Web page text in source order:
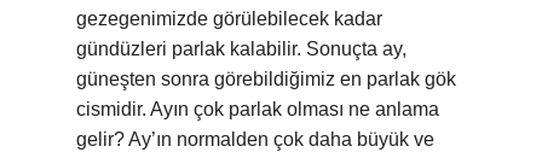
gezegenimizde görülebilecek kadar
gündüzleri parlak kalabilir. Sonuçta ay,
güneşten sonra görebildiğimiz en parlak gök
cismidir. Ayın çok parlak olması ne anlama
gelir? Ay’ın normalden çok daha büyük ve